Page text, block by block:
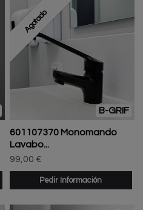
Agotado
B-GRIF
601107370 Monomando
Lavabo...
99,00 €
Pedir Información